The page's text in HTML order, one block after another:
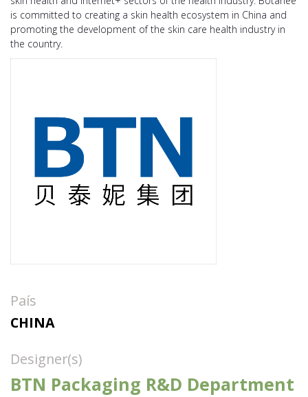
is committed to creating a skin health ecosystem in China and
promoting the development of the skin care health industry in
the country.
País
CHINA
Designer(s)
BTN Packaging R&D Department